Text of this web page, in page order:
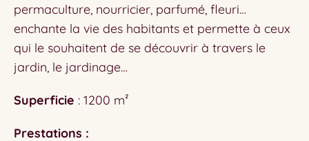
permaculture, nourricier, parfumé, fleuri…
enchante la vie des habitants et permette à ceux
qui le souhaitent de se découvrir à travers le
jardin, le jardinage…
Superficie : 1200 m²
Prestations :